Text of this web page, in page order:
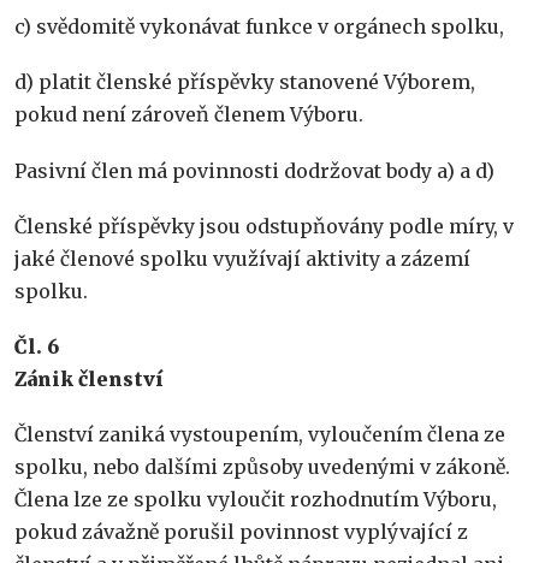
c) svědomitě vykonávat funkce v orgánech spolku,
d) platit členské příspěvky stanovené Výborem,
pokud není zároveň členem Výboru.
Pasivní člen má povinnosti dodržovat body a) a d)
Členské příspěvky jsou odstupňovány podle míry, v
jaké členové spolku využívají aktivity a zázemí
spolku.
Čl. 6
Zánik členství
Členství zaniká vystoupením, vyloučením člena ze
spolku, nebo dalšími způsoby uvedenými v zákoně.
Člena lze ze spolku vyloučit rozhodnutím Výboru,
pokud závažně porušil povinnost vyplývající z